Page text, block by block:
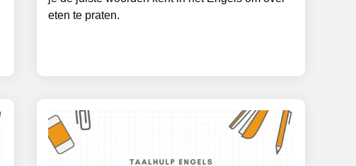
eten te praten.